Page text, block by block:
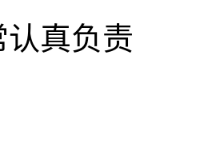
真负责